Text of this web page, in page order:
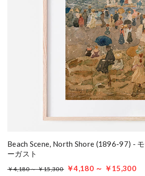
Beach Scene, North Shore (1896-97) -
ーガスト
￥4,180 ～ ￥15,300 ￥4,180 ～ ￥15,300